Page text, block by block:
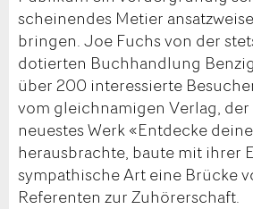
scheinendes Metier
bringen. Joe Fuchs von der
dotierten Buchhandlung
über 200 interessierte
vom gleichnamigen Verlag,
neuestes Werk «Entdecke
herausbrachte, baute mit ihrer
sympathische Art eine Brücke
Referenten zur Zuhörerschaft.